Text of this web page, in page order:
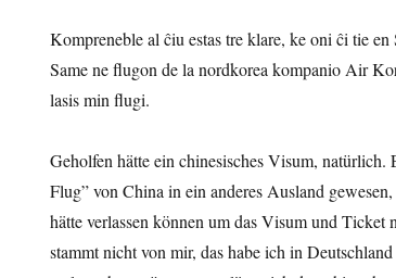
Kompreneble al ĉiu estas tre klare, ke oni ĉi tie
Same ne flugon de la nordkorea kompanio Air
lasis min flugi.
Geholfen hätte ein chinesisches Visum,
Flug” von China in ein anderes Ausland
hätte verlassen können um das Visum und
stammt nicht von mir, das habe ich in